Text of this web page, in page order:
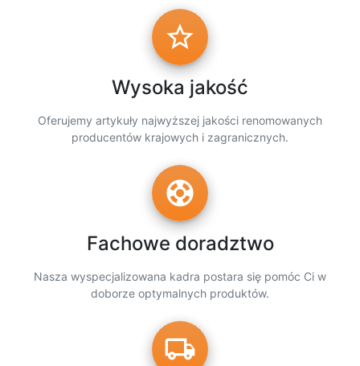
star_border
Wysoka jakość
Oferujemy artykuły najwyższej jakości renomowanych
producentów krajowych i zagranicznych.
support
Fachowe doradztwo
Nasza wyspecjalizowana kadra postara się pomóc Ci w
doborze optymalnych produktów.
local_shipping